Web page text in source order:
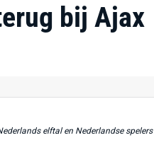
bij Ajax
elftal en Nederlandse